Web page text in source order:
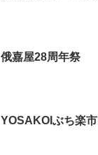
俄嘉屋28周年祭
YOSAKOIぶち楽